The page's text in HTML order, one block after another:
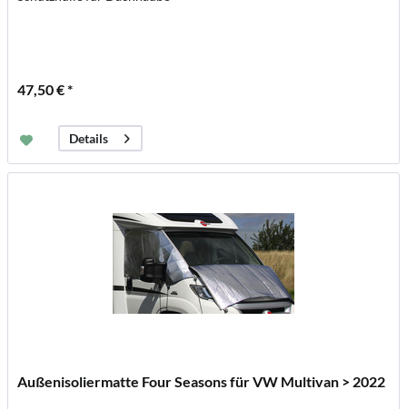
47,50 € *
Details
Außenisoliermatte Four Seasons für VW Multivan > 2022